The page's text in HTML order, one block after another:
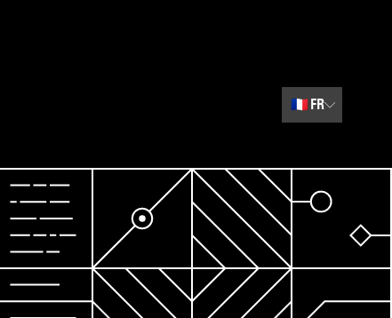
🇫🇷 FR